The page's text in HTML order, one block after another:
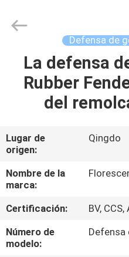
HOGAR
PRODUCTOS
VÍDEOS
SOBRE
NOSOTROS
TOUR
POR
Marine
Supply
Defensa de
La defensa
Rubber
del
Lugar de
origen:
Qingdo
Nombre de la
marca:
Certificación:
BV,
Número de
modelo:
Defensa